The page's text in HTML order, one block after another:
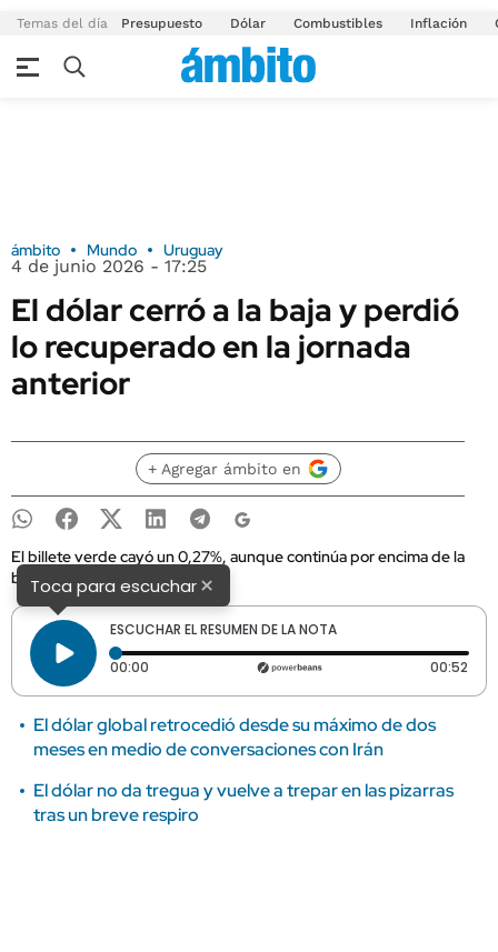
Temas del día Presupuesto Dólar Combustibles Inflación
ámbito Mundo Uruguay
4 de junio 2026 - 17:25
El dólar cerró a la baja y perdió
lo recuperado en la jornada
anterior
+ Agregar ámbito en
El billete verde cayó un 0,27%, aunque continúa por encima de la
barrera de los 40 pesos.
Toca para escuchar×
ESCUCHAR EL RESUMEN DE LA NOTA
00:00 Tiempo transcurrido: 0 segundos 00:52
El dólar global retrocedió desde su máximo de dos
meses en medio de conversaciones con Irán
El dólar no da tregua y vuelve a trepar en las pizarras
tras un breve respiro